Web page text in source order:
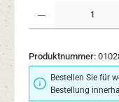
Produkt Anzahl: Gib den
Produktnummer:
Bestellen Sie für
Bestellung